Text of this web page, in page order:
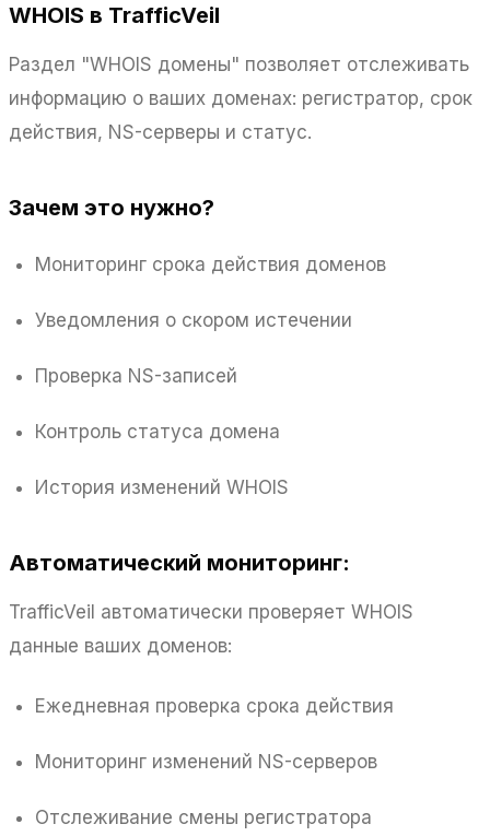
WHOIS в TrafficVeil
Раздел "WHOIS домены" позволяет отслеживать
информацию о ваших доменах: регистратор, срок
действия, NS-серверы и статус.
Зачем это нужно?
Мониторинг срока действия доменов
Уведомления о скором истечении
Проверка NS-записей
Контроль статуса домена
История изменений WHOIS
Автоматический мониторинг:
TrafficVeil автоматически проверяет WHOIS
данные ваших доменов:
Ежедневная проверка срока действия
Мониторинг изменений NS-серверов
Отслеживание смены регистратора